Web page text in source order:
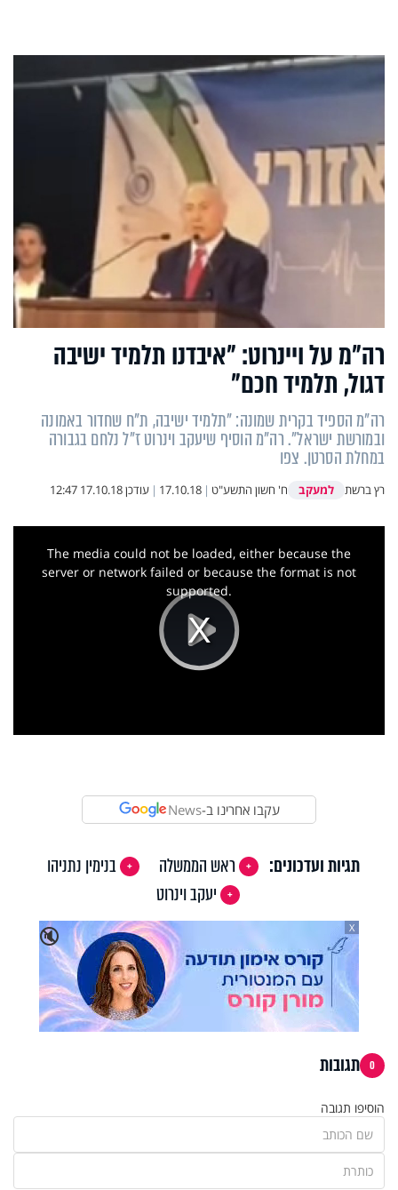
רה"מ על ויינרוט: "איבדנו תלמיד ישיבה
דגול, תלמיד חכם"
רה"מ הספיד בקרית שמונה: "תלמיד ישיבה, ת"ח שחדור באמונה
ובמורשת ישראל". רה"מ הוסיף שיעקב וינרוט ז"ל נלחם בגבורה
במחלת הסרטן. צפו
רץ ברשת למעקב ח' חשון התשע"ט |
17.10.18
| עודכן17.10.18 12:47
Play
This
The media could not be loaded, either because the
server or network failed or because the format is not
supported.
עקבו אחרינו ב-News
תגיות ועדכונים: ראש הממשלה
בנימין נתניהו
יעקב וינרוט
🔇
X
0 תגובות
הוסיפו תגובה